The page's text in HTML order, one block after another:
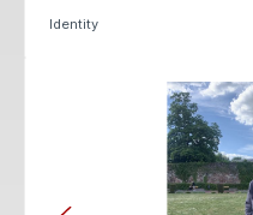
Identity
Bildergalerie überspringen